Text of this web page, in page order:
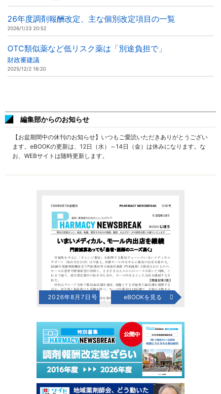
26年度調剤報酬改定、主な個別改定項目の一覧
2026/1/23 20:52
OTC類似薬など低リスク薬は「別途負担で」
財政審建議
2025/12/2 16:20
編集部からのお知らせ
【お盆期間中の休刊のお知らせ】いつもご愛読いただきありがとうござい
ます。eBOOKの更新は、12日（水）～14日（金）は休みになります。な
お、WEBサイトは随時更新します。
2026年8月7日号 eBOOKを見る